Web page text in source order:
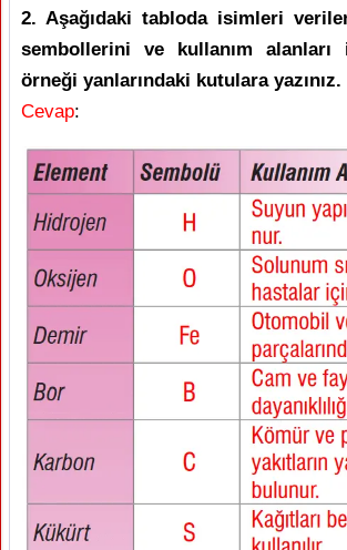
2. Aşağıdaki tabloda isimleri
sembollerini ve kullanım
örneği yanlarındaki kutulara yazınız.
Cevap: